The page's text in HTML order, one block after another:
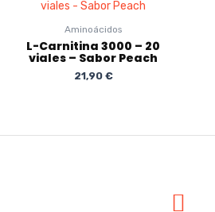
Aminoácidos
L-Carnitina 3000 – 20
viales – Sabor Peach
21,90 €